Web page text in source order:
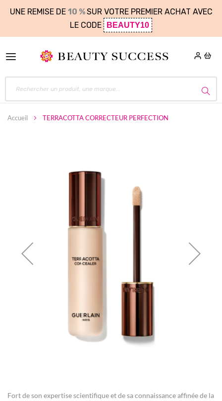
UNE REMISE DE 10 %SUR VOTRE PREMIER ACHAT AVEC
LE CODE
BEAUTY10
Accueil TERRACOTTA CORRECTEUR PERFECTION
beginning
Fort de son expertise scientifique et de sa connaissance affinée de la